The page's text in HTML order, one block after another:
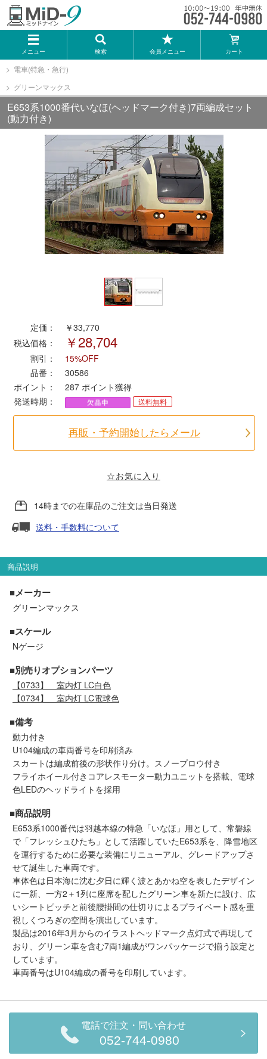
メニュー 検索 会員メニュー カート
メーカー一覧
TOMIX
KATO
GREENMAX
トミーテック
マイクロエース
Bトレインショーティー
MODEMO(モデモ)
さんけい
トラムウェイ
セール品・キャンペーン
走行エリア別 鉄道模型車両リスト
北海道・東北
中部
中国・四国
お役立ち情報
鉄道模型の情報 商品レビュー
Infomation
ご注文方法
ヘルプページ
お問い合せ
お気に入りリスト
電車(特急・急行)
グリーンマックス
E653系1000番代いなほ(ヘッドマーク付き)7両編成セット
(動力付き)
定価：
￥33,770
税込価格：
￥28,704
割引：
15%OFF
品番：
30586
ポイント：
287 ポイント獲得
発送時期：
送料無料
再販・予約開始したらメール
☆お気に入り
14時までの在庫品のご注文は当日発送
送料・手数料について
商品説明
■メーカー
グリーンマックス
■スケール
Nゲージ
■別売りオプションパーツ
【0733】
室内灯 LC白色
【0734】
室内灯 LC電球色
■備考
動力付き
U104編成の車両番号を印刷済み
スカートは編成前後の形状作り分け。スノープロウ付き
フライホイール付きコアレスモーター動力ユニットを搭載、電球
色LEDのヘッドライトを採用
■商品説明
E653系1000番代は羽越本線の特急「いなほ」用として、常磐線
で「フレッシュひたち」として活躍していたE653系を、降雪地区
を運行するために必要な装備にリニューアル、グレードアップさ
せて誕生した車両です。
車体色は日本海に沈む夕日に輝く波とあかね空を表したデザイン
に一新、一方2＋1列に座席を配したグリーン車を新たに設け、広
いシートピッチと前後腰掛間の仕切りによるプライベート感を重
視しくつろぎの空間を演出しています。
製品は2016年3月からのイラストヘッドマーク点灯式で再現して
おり、グリーン車を含む7両1編成がワンパッケージで揃う設定と
しています。
車両番号はU104編成の番号を印刷しています。
電話で注文・問い合わせ
052-744-0980